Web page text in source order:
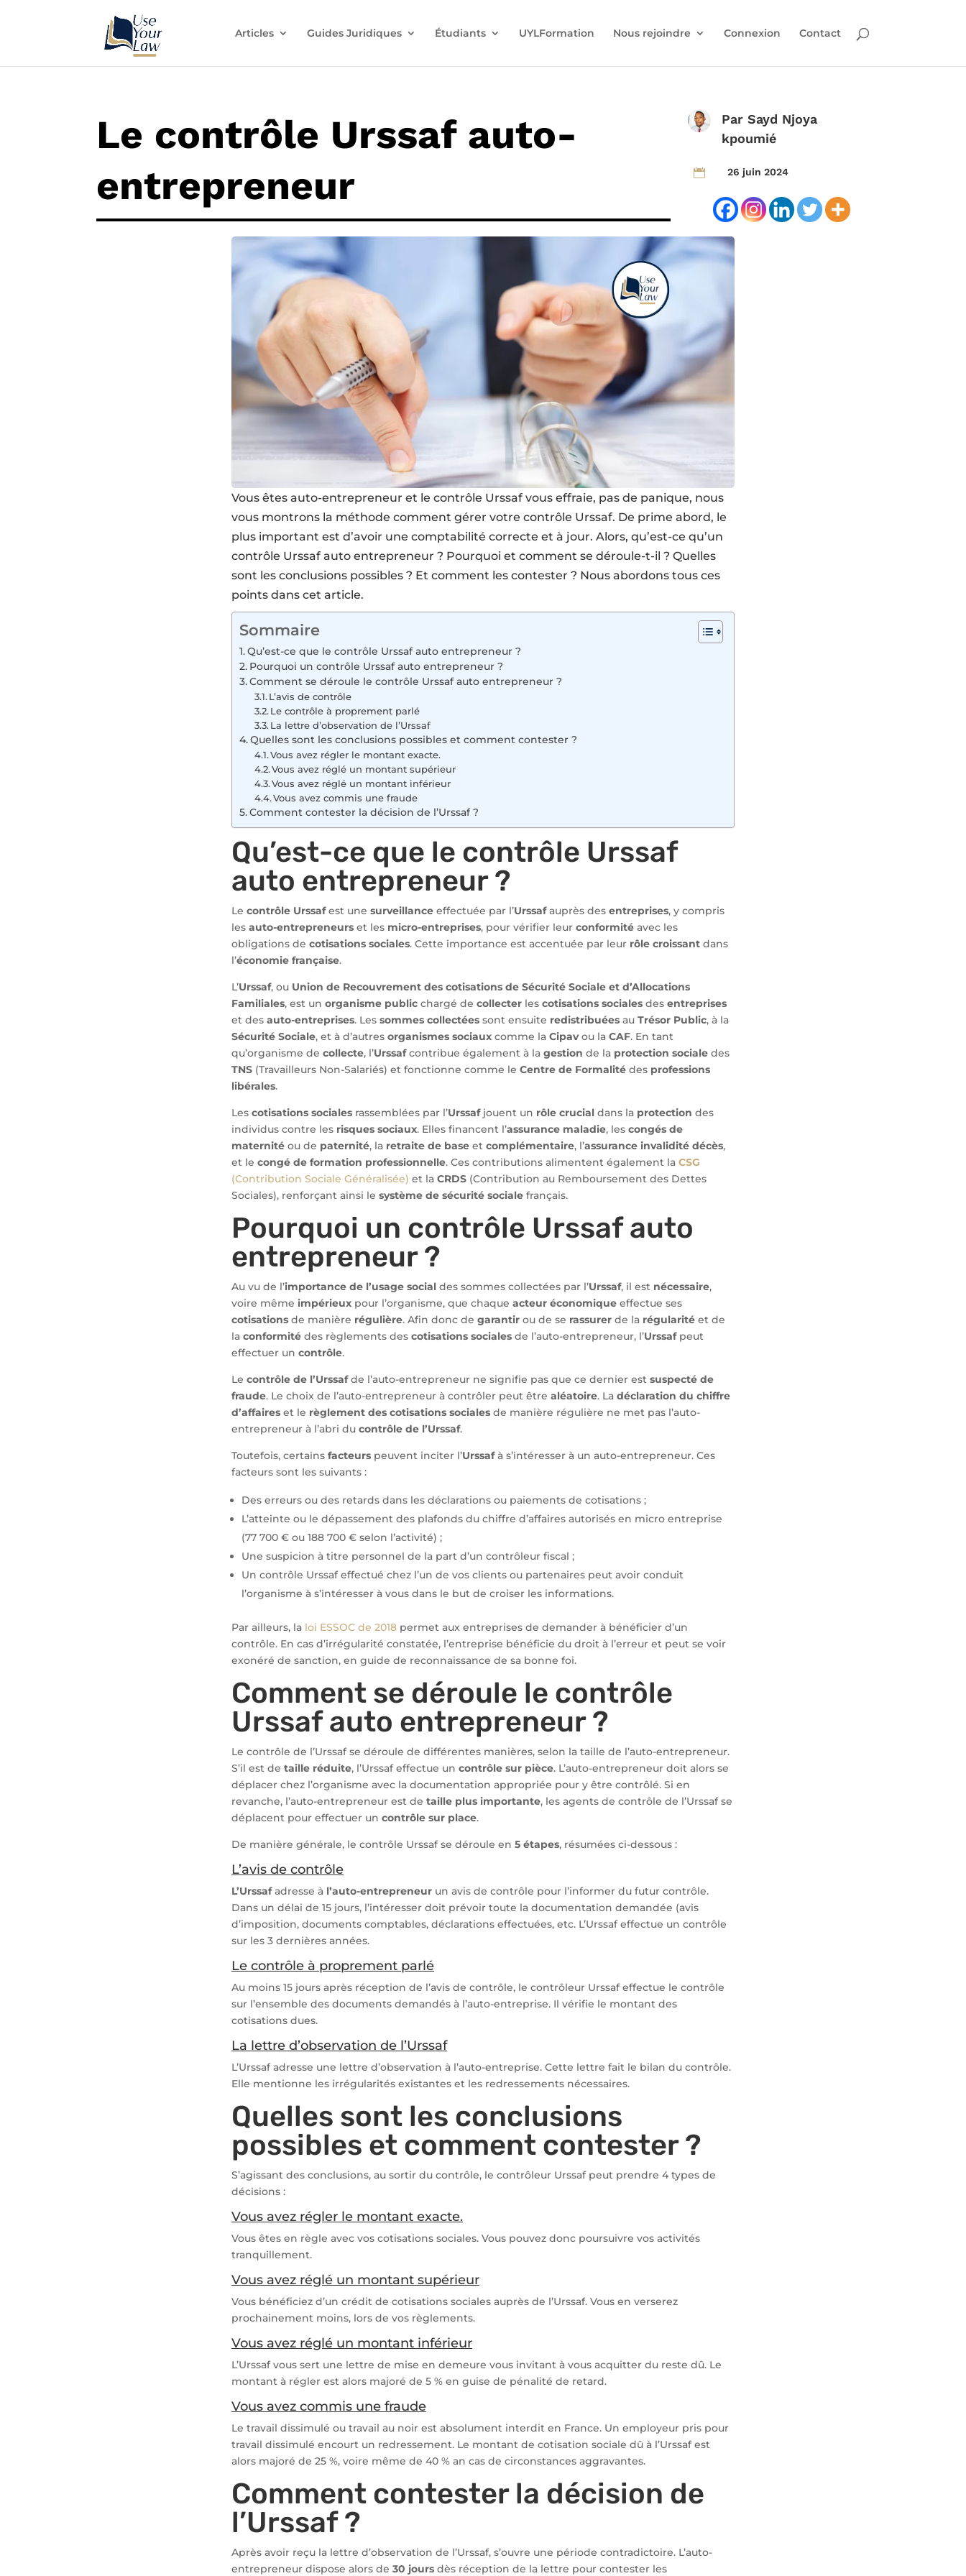
Articles Guides Juridiques Étudiants UYLFormation Nous rejoindre Connexion Contact
Le contrôle Urssaf auto-
entrepreneur
ParSayd Njoya
kpoumié
 26 juin 2024
Vous êtes auto-entrepreneur et le contrôle Urssaf vous effraie, pas de panique, nous
vous montrons la méthode comment gérer votre contrôle Urssaf. De prime abord, le
plus important est d’avoir une comptabilité correcte et à jour. Alors, qu’est-ce qu’un
contrôle Urssaf auto entrepreneur ? Pourquoi et comment se déroule-t-il ? Quelles
sont les conclusions possibles ? Et comment les contester ? Nous abordons tous ces
points dans cet article.
Sommaire
Qu’est-ce que le contrôle Urssaf auto entrepreneur ?
Pourquoi un contrôle Urssaf auto entrepreneur ?
Comment se déroule le contrôle Urssaf auto entrepreneur ?
L’avis de contrôle
Le contrôle à proprement parlé
La lettre d’observation de l’Urssaf
Quelles sont les conclusions possibles et comment contester ?
Vous avez régler le montant exacte.
Vous avez réglé un montant supérieur
Vous avez réglé un montant inférieur
Vous avez commis une fraude
Comment contester la décision de l’Urssaf ?
Qu’est-ce que le contrôle Urssaf
auto entrepreneur ?
Le contrôle Urssafest une surveillance effectuée par l’Urssafauprès des entreprises, y compris
les auto-entrepreneurs et les micro-entreprises, pour vérifier leur conformité avec les
obligations de cotisations sociales. Cette importance est accentuée par leur rôle croissant dans
l’économie française.
L’Urssaf, ou Union de Recouvrement des cotisations de Sécurité Sociale et d’Allocations
Familiales, est un organisme public chargé de collecter les cotisations sociales des entreprises
et des auto-entreprises. Les sommes collectées sont ensuite redistribuées au Trésor Public, à la
Sécurité Sociale, et à d’autres organismes sociaux comme la Cipavou la CAF. En tant
qu’organisme de collecte, l’Urssafcontribue également à la gestion de la protection sociale des
TNS (Travailleurs Non-Salariés) et fonctionne comme le Centre de Formalité des professions
libérales.
Les cotisations sociales rassemblées par l’Urssafjouent un rôle crucial dans la protection des
individus contre les risques sociaux. Elles financent l’assurance maladie, les congés de
maternité ou de paternité, la retraite de base et complémentaire, l’assurance invalidité décès,
et le congé de formation professionnelle. Ces contributions alimentent également la CSG
(Contribution Sociale Généralisée) et la CRDS (Contribution au Remboursement des Dettes
Sociales), renforçant ainsi le système de sécurité sociale français.
Pourquoi un contrôle Urssaf auto
entrepreneur ?
Au vu de l’importance de l’usage social des sommes collectées par l’Urssaf, il est nécessaire,
voire même impérieux pour l’organisme, que chaque acteur économique effectue ses
cotisations de manière régulière. Afin donc de garantir ou de se rassurer de la régularité et de
la conformité des règlements des cotisations sociales de l’auto-entrepreneur, l’Urssafpeut
effectuer un contrôle.
Le contrôle de l’Urssafde l’auto-entrepreneur ne signifie pas que ce dernier est suspecté de
fraude. Le choix de l’auto-entrepreneur à contrôler peut être aléatoire. La déclaration du chiffre
d’affaires et le règlement des cotisations sociales de manière régulière ne met pas l’auto-
entrepreneur à l’abri du contrôle de l’Urssaf.
Toutefois, certains facteurs peuvent inciter l’Urssafà s’intéresser à un auto-entrepreneur. Ces
facteurs sont les suivants :
Des erreurs ou des retards dans les déclarations ou paiements de cotisations ;
L’atteinte ou le dépassement des plafonds du chiffre d’affaires autorisés en micro entreprise
(77 700 € ou 188 700 € selon l’activité) ;
Une suspicion à titre personnel de la part d’un contrôleur fiscal ;
Un contrôle Urssaf effectué chez l’un de vos clients ou partenaires peut avoir conduit
l’organisme à s’intéresser à vous dans le but de croiser les informations.
Par ailleurs, la loi ESSOC de 2018 permet aux entreprises de demander à bénéficier d’un
contrôle. En cas d’irrégularité constatée, l’entreprise bénéficie du droit à l’erreur et peut se voir
exonéré de sanction, en guide de reconnaissance de sa bonne foi.
Comment se déroule le contrôle
Urssaf auto entrepreneur ?
Le contrôle de l’Urssaf se déroule de différentes manières, selon la taille de l’auto-entrepreneur.
S’il est de taille réduite, l’Urssaf effectue un contrôle sur pièce. L’auto-entrepreneur doit alors se
déplacer chez l’organisme avec la documentation appropriée pour y être contrôlé. Si en
revanche, l’auto-entrepreneur est de taille plus importante, les agents de contrôle de l’Urssaf se
déplacent pour effectuer un contrôle sur place.
De manière générale, le contrôle Urssaf se déroule en 5 étapes, résumées ci-dessous :
L’avis de contrôle
L’Urssafadresse à l’auto-entrepreneur un avis de contrôle pour l’informer du futur contrôle.
Dans un délai de 15 jours, l’intéresser doit prévoir toute la documentation demandée (avis
d’imposition, documents comptables, déclarations effectuées, etc. L’Urssaf effectue un contrôle
sur les 3 dernières années.
Le contrôle à proprement parlé
Au moins 15 jours après réception de l’avis de contrôle, le contrôleur Urssaf effectue le contrôle
sur l’ensemble des documents demandés à l’auto-entreprise. Il vérifie le montant des
cotisations dues.
La lettre d’observation de l’Urssaf
L’Urssaf adresse une lettre d’observation à l’auto-entreprise. Cette lettre fait le bilan du contrôle.
Elle mentionne les irrégularités existantes et les redressements nécessaires.
Quelles sont les conclusions
possibles et comment contester ?
S’agissant des conclusions, au sortir du contrôle, le contrôleur Urssaf peut prendre 4 types de
décisions :
Vous avez régler le montant exacte.
Vous êtes en règle avec vos cotisations sociales. Vous pouvez donc poursuivre vos activités
tranquillement.
Vous avez réglé un montant supérieur
Vous bénéficiez d’un crédit de cotisations sociales auprès de l’Urssaf. Vous en verserez
prochainement moins, lors de vos règlements.
Vous avez réglé un montant inférieur
L’Urssaf vous sert une lettre de mise en demeure vous invitant à vous acquitter du reste dû. Le
montant à régler est alors majoré de 5 % en guise de pénalité de retard.
Vous avez commis une fraude
Le travail dissimulé ou travail au noir est absolument interdit en France. Un employeur pris pour
travail dissimulé encourt un redressement. Le montant de cotisation sociale dû à l’Urssaf est
alors majoré de 25 %, voire même de 40 % an cas de circonstances aggravantes.
Comment contester la décision de
l’Urssaf ?
Après avoir reçu la lettre d’observation de l’Urssaf, s’ouvre une période contradictoire. L’auto-
entrepreneur dispose alors de 30 jours dès réception de la lettre pour contester les